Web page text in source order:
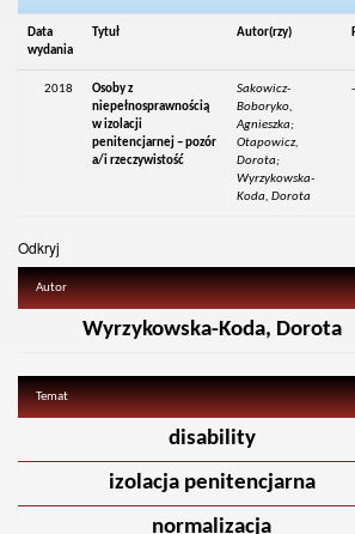
Data
wydania
Tytuł Autor(rzy)
2018
Osoby z
niepełnosprawnością
w izolacji
penitencjarnej – pozór
a/i rzeczywistość
Sakowicz-
Boboryko,
Agnieszka;
Otapowicz,
Dorota;
Wyrzykowska-
Koda, Dorota
-
Odkryj
Autor
Wyrzykowska-Koda, Dorota
Temat
disability
izolacja penitencjarna
normalizacja